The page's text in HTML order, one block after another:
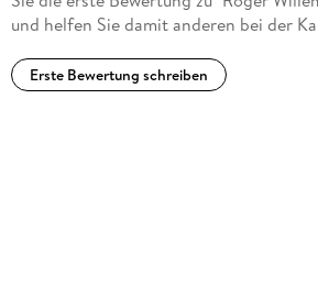
und helfen Sie damit anderen bei der
Erste Bewertung schreiben